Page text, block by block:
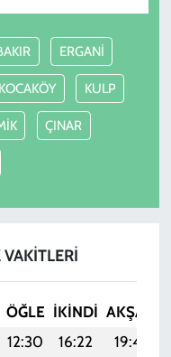
ERGANİ
KOCAKÖY KULP
ÇINAR
ÖĞLE İKINDI AKŞAM
12:30 16:22 19:43